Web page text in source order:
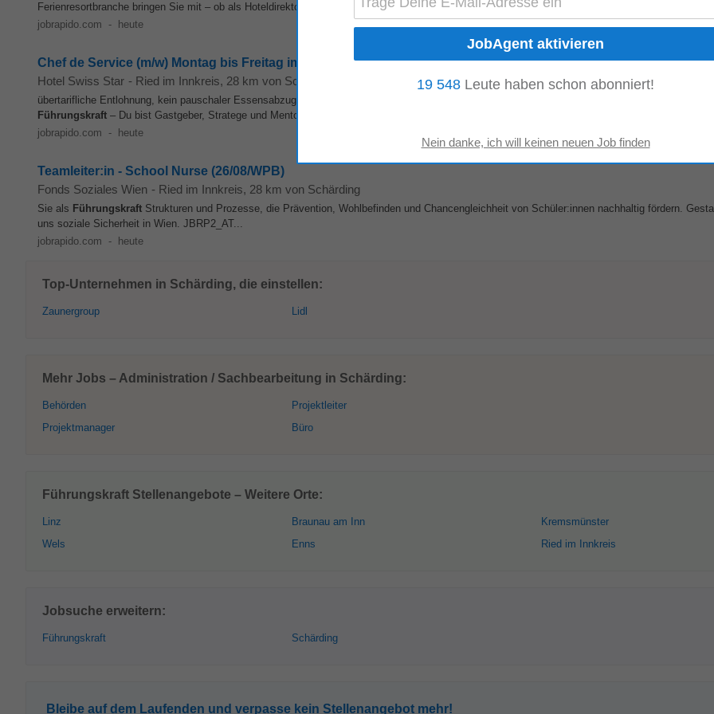
Ferienresortbranche bringen Sie mit – ob als Hoteldirektor/in, General Manager oder ambitionierteFührungskraft ...
jobrapido.com - heute
Chef de Service (m/w) Montag bis Freitag im Panorama Restaurant
Hotel Swiss Star - Ried im Innkreis, 28 km von Schärding
übertarifliche Entlohnung, kein pauschaler Essensabzug, SBB Halbtax-Abo & mehr… Anstellungsart: Vollzeit Als Chef de Service bist Du weit
Führungskraft – Du bist Gastgeber, Stratege und Mentor in einem. • Gastgeber aus Leidenschaft...
jobrapido.com - heute
Teamleiter:in - School Nurse (26/08/WPB)
Fonds Soziales Wien - Ried im Innkreis, 28 km von Schärding
Sie als Führungskraft Strukturen und Prozesse, die Prävention, Wohlbefinden und Chancengleichheit von Schüler:innen nachhaltig fördern.
uns soziale Sicherheit in Wien. JBRP2_AT...
jobrapido.com - heute
Top-Unternehmen in Schärding, die einstellen:
Zaunergroup Lidl
Mehr Jobs – Administration / Sachbearbeitung in Schärding:
Behörden
Projektmanager
Projektleiter
Büro
Führungskraft Stellenangebote – Weitere Orte:
Linz
Wels
Braunau am Inn
Enns
Kremsmünster
Ried im Innkreis
Jobsuche erweitern:
Führungskraft Schärding
Bleibe auf dem Laufenden und verpasse kein Stellenangebot mehr!
19 548 Leute haben schon abonniert!